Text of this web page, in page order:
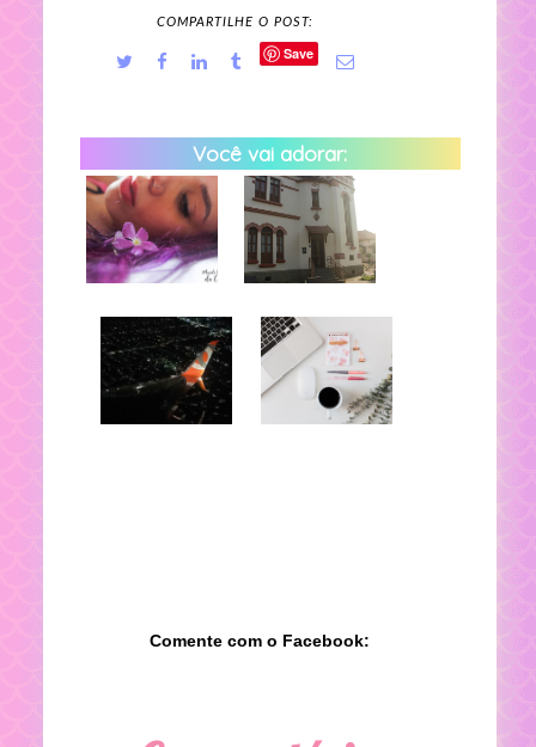
COMPARTILHE O POST:
Save
Você vai adorar:
Comente com o Facebook: